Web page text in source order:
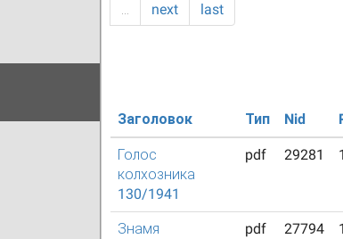
…
next last
Заголовок Тип Nid
Голос
колхозника
130/1941
pdf 29281
Знамя
pdf 27794